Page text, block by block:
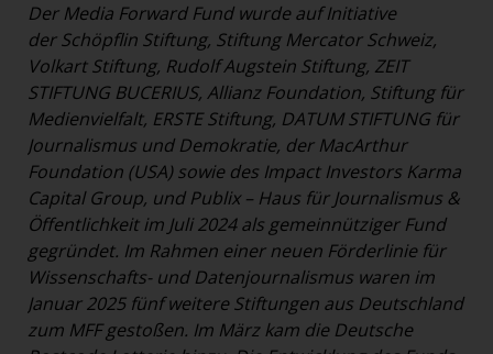
Der Media Forward Fund wurde auf Initiative
der Schöpflin Stiftung, Stiftung Mercator Schweiz,
Volkart Stiftung, Rudolf Augstein Stiftung, ZEIT
STIFTUNG BUCERIUS, Allianz Foundation, Stiftung für
Medienvielfalt, ERSTE Stiftung, DATUM STIFTUNG für
Journalismus und Demokratie, der MacArthur
Foundation (USA) sowie des Impact Investors Karma
Capital Group, und Publix – Haus für Journalismus &
Öffentlichkeit im Juli 2024 als gemeinnütziger Fund
gegründet. Im Rahmen einer neuen Förderlinie für
Wissenschafts- und Datenjournalismus waren im
Januar 2025 fünf weitere Stiftungen aus Deutschland
zum MFF gestoßen. Im März kam die Deutsche